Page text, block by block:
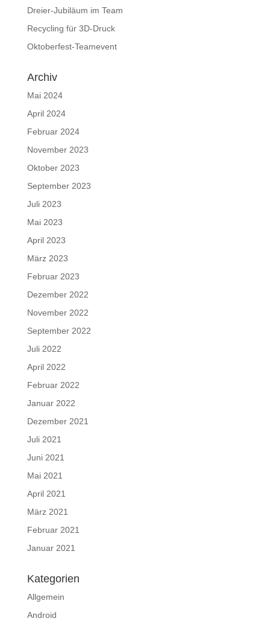
Dreier-Jubiläum im Team
Recycling für 3D-Druck
Oktoberfest-Teamevent
Archiv
Mai 2024
April 2024
Februar 2024
November 2023
Oktober 2023
September 2023
Juli 2023
Mai 2023
April 2023
März 2023
Februar 2023
Dezember 2022
November 2022
September 2022
Juli 2022
April 2022
Februar 2022
Januar 2022
Dezember 2021
Juli 2021
Juni 2021
Mai 2021
April 2021
März 2021
Februar 2021
Januar 2021
Kategorien
Allgemein
Android